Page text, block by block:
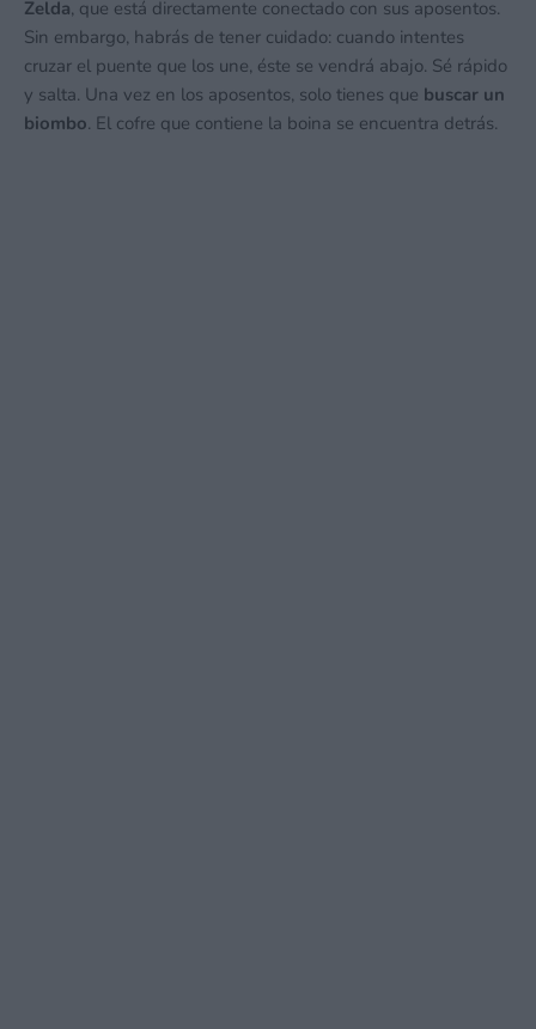
Zelda, que está directamente conectado con sus aposentos.
Sin embargo, habrás de tener cuidado: cuando intentes
cruzar el puente que los une, éste se vendrá abajo. Sé rápido
y salta. Una vez en los aposentos, solo tienes que buscar un
biombo. El cofre que contiene la boina se encuentra detrás.